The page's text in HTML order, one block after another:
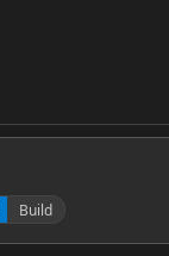
Build